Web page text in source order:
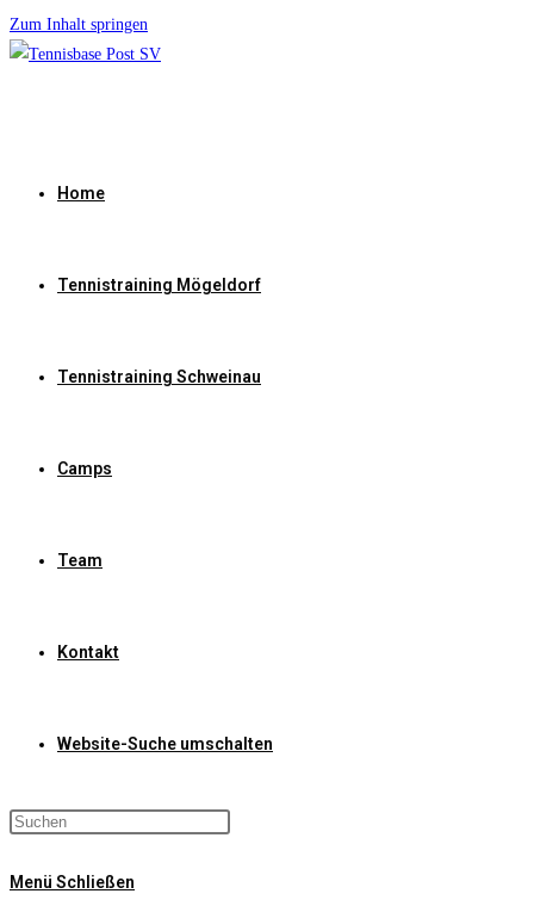
Zum Inhalt springen
Home
Tennistraining Mögeldorf
Tennistraining Schweinau
Camps
Team
Kontakt
Website-Suche umschalten
Menü Schließen